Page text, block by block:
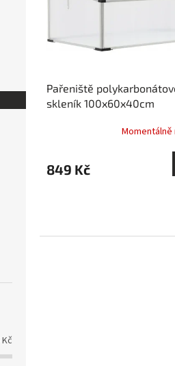
Kč
Pařeniště
skleník 100x60x40cm
849 Kč